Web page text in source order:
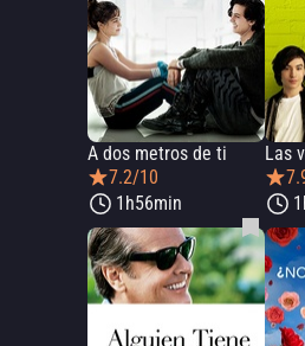
A dos metros de ti
7.2/10
1h56min